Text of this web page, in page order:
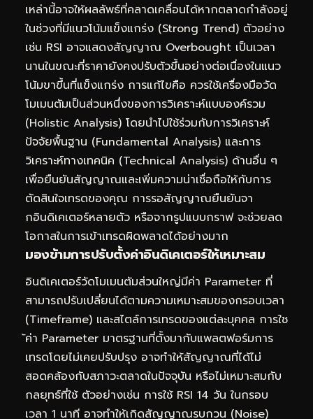
เหล่านี้อาจให้ผลลัพธ์ที่คลาดเคลื่อนได้หากตลาดกำลังอยู่
ในช่วงที่มีแนวโน้มแข็งแกร่ง (Strong Trend) ตัวอย่าง
เช่น RSI อาจแสดงสัญญาณ Overbought เป็นเวลา
นานในขณะที่ราคายังคงปรับตัวขึ้นอย่างต่อเนื่องในแนว
โน้มขาขึ้นที่แข็งแกร่ง การแก้ไขคือ ควรใช้เครื่องมือวัด
โมเมนตัมเป็นส่วนหนึ่งของการวิเคราะห์แบบองค์รวม
(Holistic Analysis) โดยนำไปใช้ร่วมกับการวิเคราะห์
ปัจจัยพื้นฐาน (Fundamental Analysis) และการ
วิเคราะห์ทางเทคนิค (Technical Analysis) ด้านอื่น ๆ
เพื่อยืนยันสัญญาณและเพิ่มความน่าเชื่อถือให้กับการ
ตัดสินใจเทรดของคุณ การรอสัญญาณยืนยันจา
กอินดิเคเตอร์หลายตัว หรือจากรูปแบบกราฟ จะช่วยลด
โอกาสในการเข้าเทรดผิดพลาดได้อย่างมาก
มองข้ามการปรับตั้งค่าอินดิเคเตอร์ให้เหมาะสม
อินดิเคเตอร์วัดโมเมนตัมส่วนใหญ่มีค่า Parameter ที่
สามารถปรับเปลี่ยนได้ตามความเหมาะสมของกรอบเวลา
(Timeframe) และสไตล์การเทรดของแต่ละบุคคล การใช
้ค่า Parameter มาตรฐานที่ตั้งมากับแพลตฟอร์มการ
เทรดโดยไม่เคยปรับปรุง อาจทำให้สัญญาณที่ได้ไม่
สอดคล้องกับสภาวะตลาดในปัจจุบัน หรือไม่เหมาะสมกับ
กลยุทธ์ที่ใช้ ตัวอย่างเช่น การใช้ RSI 14 วัน ในกรอบ
เวลา 1 นาที อาจทำให้เกิดสัญญาณรบกวน (Noise)